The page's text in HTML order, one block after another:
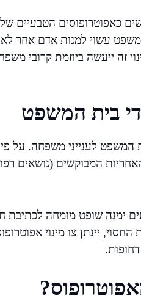
כאפוטרופוסים הטבעיים
עשוי למנות אדם אחר
זה ייעשה ביוזמת קרובי
בית המשפט
המשפט לענייני משפחה. על
המבוקשים (נושאים
שופט מומחה לכתיבת
יינתן צו מינוי